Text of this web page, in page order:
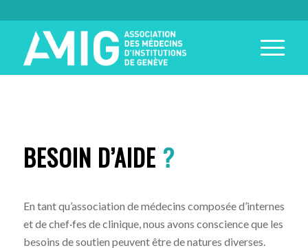
BESOIN D’AIDE ?
En tant qu’association de médecins composée d’internes
et de chef·fes de clinique, nous avons conscience que les
besoins de soutien peuvent être de natures diverses.